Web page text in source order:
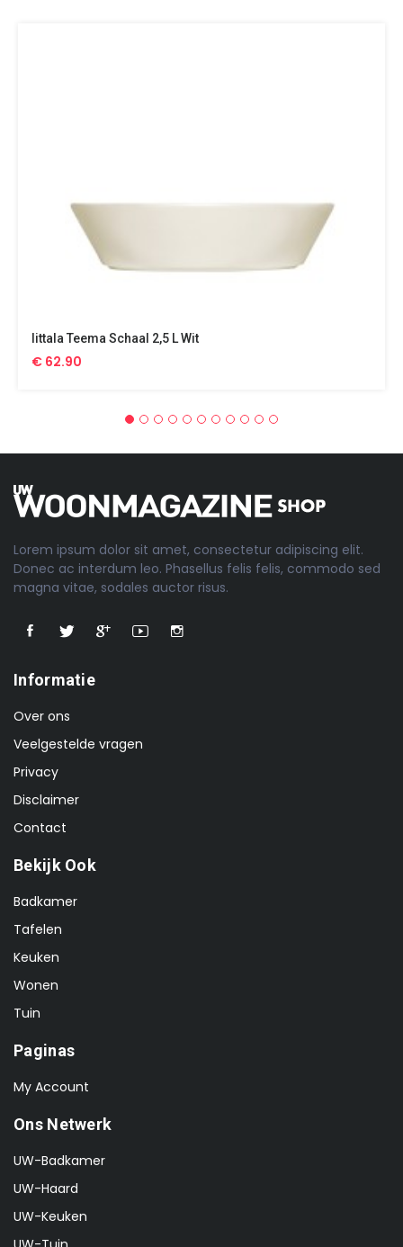
Iittala Teema Schaal 2,5 L Wit
€ 62.90
Lorem ipsum dolor sit amet, consectetur adipiscing elit.
Donec ac interdum leo. Phasellus felis felis, commodo sed
magna vitae, sodales auctor risus.
Informatie
Over ons
Veelgestelde vragen
Privacy
Disclaimer
Contact
Bekijk Ook
Badkamer
Tafelen
Keuken
Wonen
Tuin
Paginas
My Account
Ons Netwerk
UW-Badkamer
UW-Haard
UW-Keuken